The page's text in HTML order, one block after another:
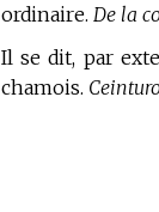
ordinaire. De la
Il se dit, par
chamois.